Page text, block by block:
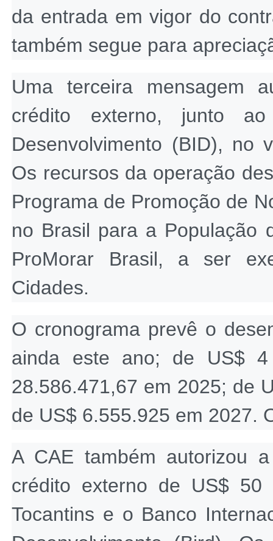
da entrada em vigor do
também segue para
Uma terceira mensagem
crédito externo, junto
Desenvolvimento (BID), no
Os recursos da operação
Programa de Promoção de
no Brasil para a População
ProMorar Brasil, a ser
Cidades.
O cronograma prevê o
ainda este ano; de US$
28.586.471,67 em 2025; de
de US$ 6.555.925 em 2027.
A CAE também autorizou
crédito externo de US$
Tocantins e o Banco